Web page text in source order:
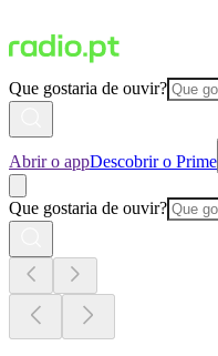
Que gostaria de ouvir?
Abrir o appDescobrir o Prime
Que gostaria de ouvir?